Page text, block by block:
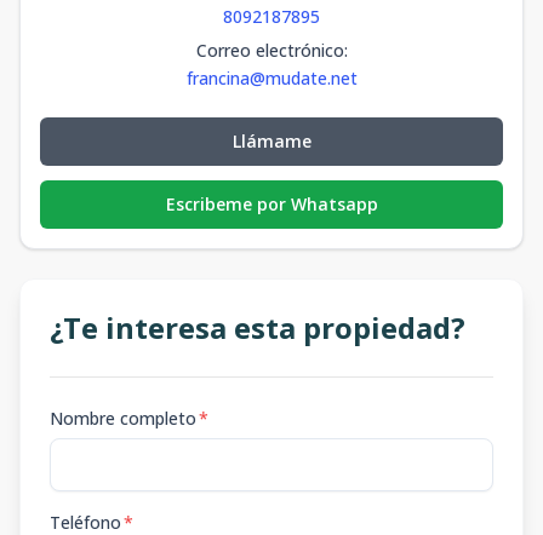
8092187895
Correo electrónico:
francina@mudate.net
Llámame
Escribeme por Whatsapp
¿Te interesa esta propiedad?
Nombre completo*
Teléfono*